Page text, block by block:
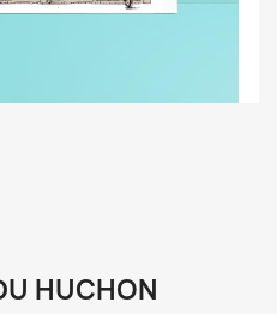
HUCHON